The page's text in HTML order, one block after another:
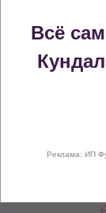
Всё
Реклама: ИП